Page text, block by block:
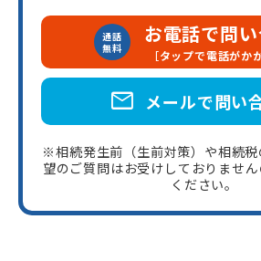
通話
無料
お電話で問
［タップで電話がか
mail メールで問い
※相続発生前（生前対策）や相続
望のご質問はお受けしておりませ
ください。